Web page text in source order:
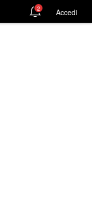
2 Accedi